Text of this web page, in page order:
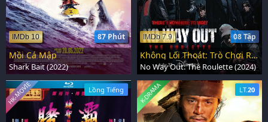
87 Phút
IMDb 10
Mồi Cá Mập
Shark Bait (2022)
08 Tập
IMDb 7.9
Không Lối Thoát: Trò Chơi Roulette
No Way Out: The Roulette (2024)
Lồng Tiếng
HK-MOVIE LT.20
K-DRAMA